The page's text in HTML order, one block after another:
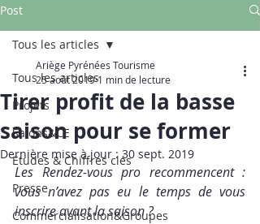
Post
Tous les articles
Projets
Salons&CE
Etudes & Chiffres clés
Presse
Commercialisation&Groupes
Tous les articles
Tirer profit de la basse
saison pour se former
Ariège Pyrénées Tourisme
25 août 20191 min de lecture
Dernière mise à jour : 30 sept. 2019
Les Rendez-vous pro recommencent :
vous n’avez pas eu le temps de vous
inscrire avant la saison ?